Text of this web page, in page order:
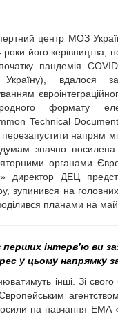
центр МОЗ
його керівництва,
пандемія
вдалося
формату
Technical
перезапустити напрям
значно посилена
органами
директор ДЕЦ
зупинився на
планами на
інтерв’ю ви
у цьому напрямку
інші. Зі
на навчання